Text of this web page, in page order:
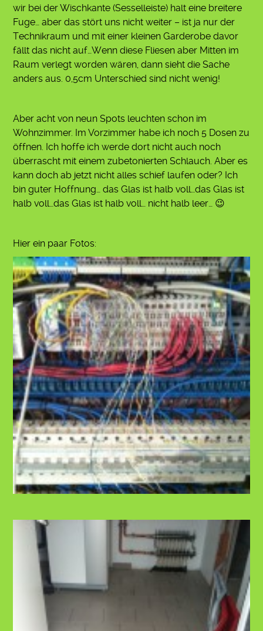
wir bei der Wischkante (Sesselleiste) halt eine breitere
Fuge… aber das stört uns nicht weiter – ist ja nur der
Technikraum und mit einer kleinen Garderobe davor
fällt das nicht auf…Wenn diese Fliesen aber Mitten im
Raum verlegt worden wären, dann sieht die Sache
anders aus. 0,5cm Unterschied sind nicht wenig!
Aber acht von neun Spots leuchten schon im
Wohnzimmer. Im Vorzimmer habe ich noch 5 Dosen zu
öffnen. Ich hoffe ich werde dort nicht auch noch
überrascht mit einem zubetonierten Schlauch. Aber es
kann doch ab jetzt nicht alles schief laufen oder? Ich
bin guter Hoffnung… das Glas ist halb voll…das Glas ist
halb voll…das Glas ist halb voll… nicht halb leer… 😉
Hier ein paar Fotos: